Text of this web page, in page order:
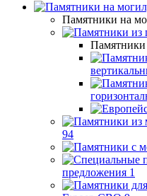
Памятники на
Памятники
94
предложения 1